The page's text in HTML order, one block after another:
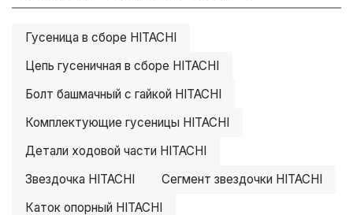
Гусеница в сборе HITACHI
Цепь гусеничная в сборе HITACHI
Болт башмачный с гайкой HITACHI
Комплектующие гусеницы HITACHI
Детали ходовой части HITACHI
Звездочка HITACHI
Сегмент звездочки HITACHI
Каток опорный HITACHI